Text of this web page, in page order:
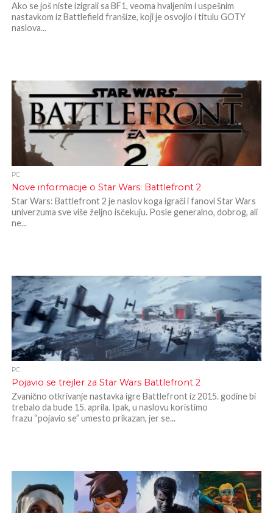
Ako se još niste izigrali sa BF1, veoma hvaljenim i uspešnim
nastavkom iz Battlefield franšize, koji je osvojio i titulu GOTY
naslova...
PC
Nove informacije o Star Wars: Battlefront 2
Star Wars: Battlefront 2 je naslov koga igrači i fanovi Star Wars
univerzuma sve više željno isčekuju. Posle generalno, dobrog, ali
ne...
PC
Pojavio se trejler za Star Wars Battlefront 2
Zvanično otkrivanje nastavka igre Battlefront iz 2015. godine bi
trebalo da bude 15. aprila. Ipak, u naslovu koristimo
frazu “pojavio se” umesto prikazan, jer se...